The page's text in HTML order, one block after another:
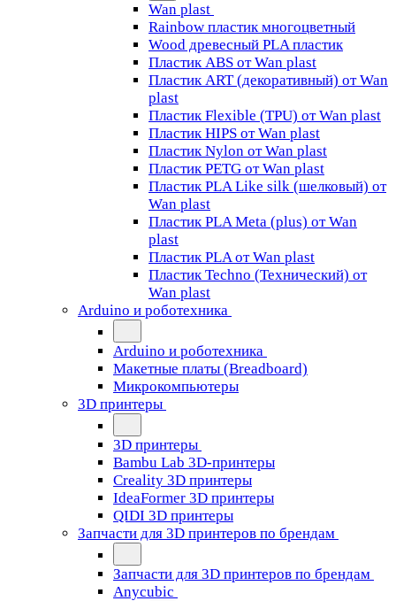
Wan plast
Rainbow пластик многоцветный
Wood древесный PLA пластик
Пластик ABS от Wan plast
Пластик ART (декоративный) от Wan
plast
Пластик Flexible (TPU) от Wan plast
Пластик HIPS от Wan plast
Пластик Nylon от Wan plast
Пластик PETG от Wan plast
Пластик PLA Like silk (шелковый) от
Wan plast
Пластик PLA Meta (plus) от Wan
plast
Пластик PLA от Wan plast
Пластик Techno (Технический) от
Wan plast
Arduino и роботехника
Arduino и роботехника
Макетные платы (Breadboard)
Микрокомпьютеры
3D принтеры
3D принтеры
Bambu Lab 3D-принтеры
Creality 3D принтеры
IdeaFormer 3D принтеры
QIDI 3D принтеры
Запчасти для 3D принтеров по брендам
Запчасти для 3D принтеров по брендам
Anycubic